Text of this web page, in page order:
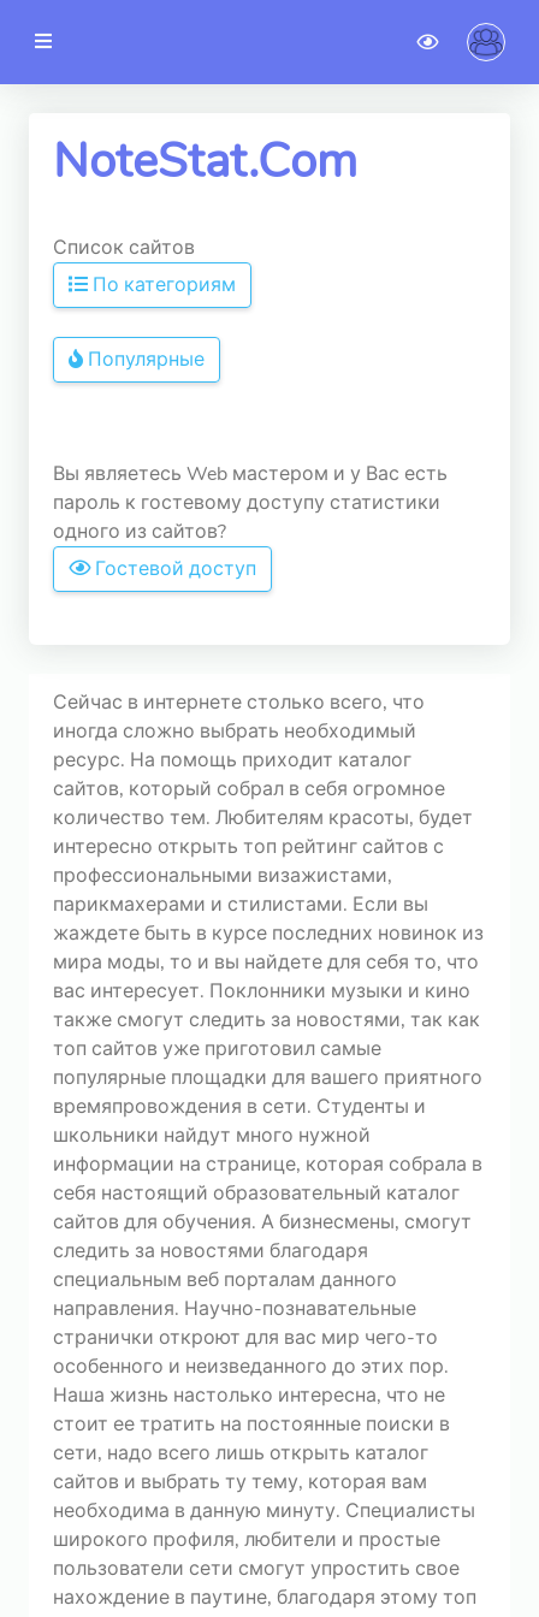
noteSTAT
Новые сайты
Новости
02.03.2023
Гостевой доступ
Регистрация
Авторизация
СТАТИСТИКА
ТОПА
Хитов: 1236720
Вчера
Хостов: 1211608
Хитов: 5874103
NoteStat.Com
Список сайтов
По категориям
Популярные
Вы являетесь Web мастером и у Вас есть
пароль к гостевому доступу статистики
одного из сайтов?
Гостевой доступ
Сейчас в интернете столько всего, что
иногда сложно выбрать необходимый
ресурс. На помощь приходит каталог
сайтов, который собрал в себя огромное
количество тем. Любителям красоты, будет
интересно открыть топ рейтинг сайтов с
профессиональными визажистами,
парикмахерами и стилистами. Если вы
жаждете быть в курсе последних новинок из
мира моды, то и вы найдете для себя то, что
вас интересует. Поклонники музыки и кино
также смогут следить за новостями, так как
топ сайтов уже приготовил самые
популярные площадки для вашего приятного
времяпровождения в сети. Студенты и
школьники найдут много нужной
информации на странице, которая собрала в
себя настоящий образовательный каталог
сайтов для обучения. А бизнесмены, смогут
следить за новостями благодаря
специальным веб порталам данного
направления. Научно-познавательные
странички откроют для вас мир чего-то
особенного и неизведанного до этих пор.
Наша жизнь настолько интересна, что не
стоит ее тратить на постоянные поиски в
сети, надо всего лишь открыть каталог
сайтов и выбрать ту тему, которая вам
необходима в данную минуту. Специалисты
широкого профиля, любители и простые
пользователи сети смогут упростить свое
нахождение в паутине, благодаря этому топ